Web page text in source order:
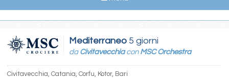
Mediterraneo5 giorni
da Civitavecchiacon MSC Orchestra
Civitavecchia, Catania, Corfu, Kotor, Bari